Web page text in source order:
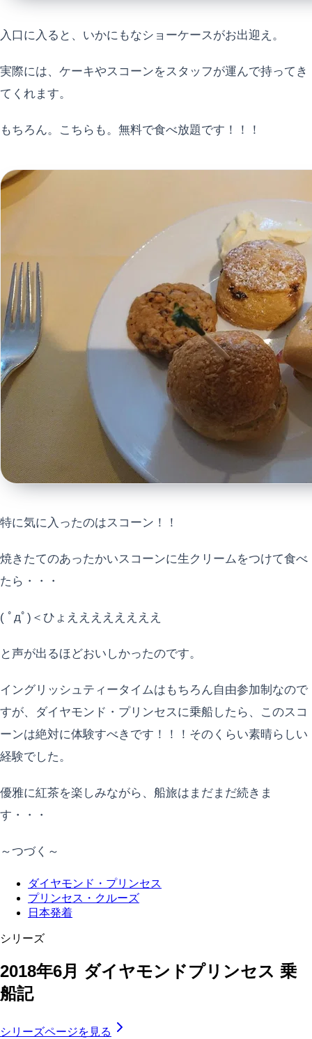
入口に入ると、いかにもなショーケースがお出迎え。
実際には、ケーキやスコーンをスタッフが運んで持ってき
てくれます。
もちろん。こちらも。無料で食べ放題です！！！
特に気に入ったのはスコーン！！
焼きたてのあったかいスコーンに生クリームをつけて食べ
たら・・・
( ﾟдﾟ)＜ひょええええええええ
と声が出るほどおいしかったのです。
イングリッシュティータイムはもちろん自由参加制なので
すが、ダイヤモンド・プリンセスに乗船したら、このスコ
ーンは絶対に体験すべきです！！！そのくらい素晴らしい
経験でした。
優雅に紅茶を楽しみながら、船旅はまだまだ続きま
す・・・
～つづく～
ダイヤモンド・プリンセス
プリンセス・クルーズ
日本発着
シリーズ
2018年6月 ダイヤモンドプリンセス 乗
船記
シリーズページを見る